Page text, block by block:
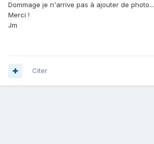
Dommage je n'arrive pas à ajouter de photo...
Merci !
Jm
Citer